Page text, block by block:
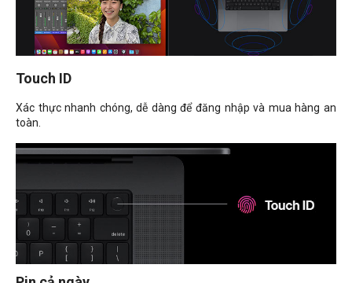
Touch ID
Xác thực nhanh chóng, dễ dàng để đăng nhập và mua hàng an
toàn.